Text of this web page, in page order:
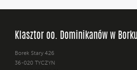
Klasztor oo. Dominikanów w Borku
Borek Stary 426
36-020 TYCZYN